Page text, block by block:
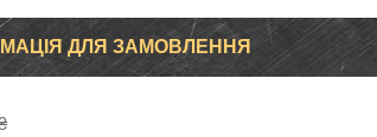
ДЛЯ ЗАМОВЛЕННЯ